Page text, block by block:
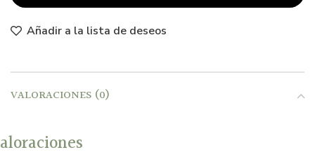
Añadir a la lista de deseos
VALORACIONES (0)